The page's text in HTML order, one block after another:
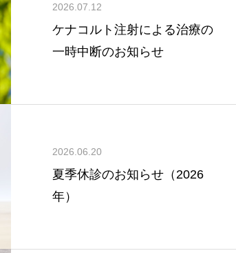
2026.07.12
ケナコルト注射による治療の
一時中断のお知らせ
2026.06.20
夏季休診のお知らせ（2026
年）